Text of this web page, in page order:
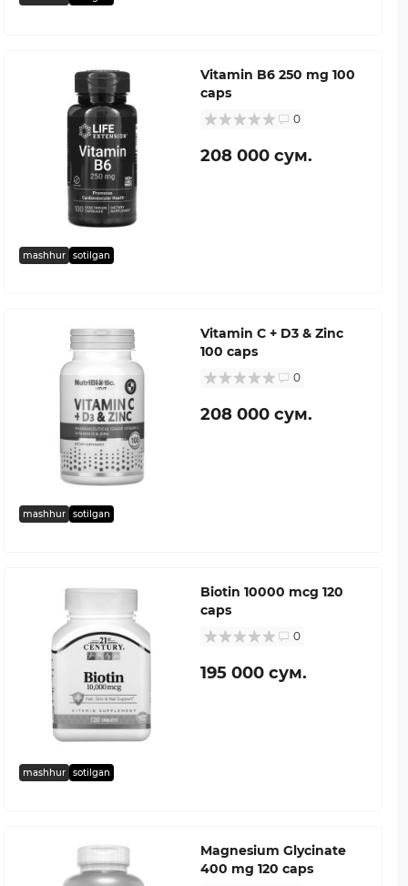
mashhur sotilgan
Vitamin B6 250 mg 100
caps
0
208 000 сум.
mashhur sotilgan
Vitamin C + D3 & Zinc
100 caps
0
208 000 сум.
mashhur sotilgan
Biotin 10000 mcg 120
caps
0
195 000 сум.
Magnesium Glycinate
400 mg 120 caps